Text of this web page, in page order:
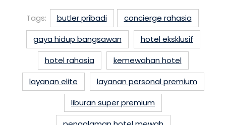
Tags: butler pribadi
concierge rahasia
gaya hidup bangsawan
hotel eksklusif
hotel rahasia
kemewahan hotel
layanan elite
layanan personal premium
liburan super premium